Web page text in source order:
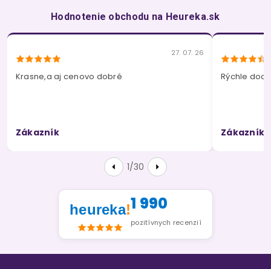
Hodnotenie obchodu na Heureka.sk
27. 07. 26
Krasne,a aj cenovo dobré
Zákazník
Rýchle
Zákazník
1/30
heureka!1 990
pozitívnych recenzií